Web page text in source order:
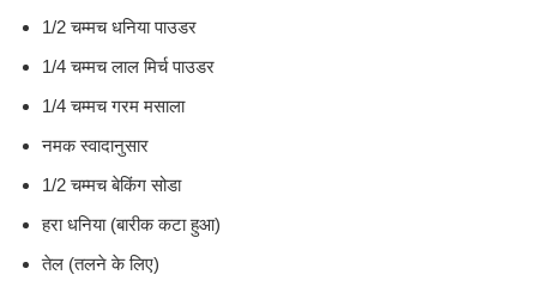
1/2 चम्मच धनिया पाउडर
1/4 चम्मच लाल मिर्च पाउडर
1/4 चम्मच गरम मसाला
नमक स्वादानुसार
1/2 चम्मच बेकिंग सोडा
हरा धनिया (बारीक कटा हुआ)
तेल (तलने के लिए)